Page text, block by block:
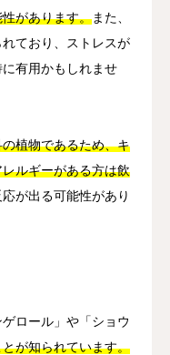
があります。また、
ており、ストレスが
有用かもしれませ
植物であるため、キ
ルギーがある方は飲
が出る可能性があり
ロール」や「ショウ
が知られています。